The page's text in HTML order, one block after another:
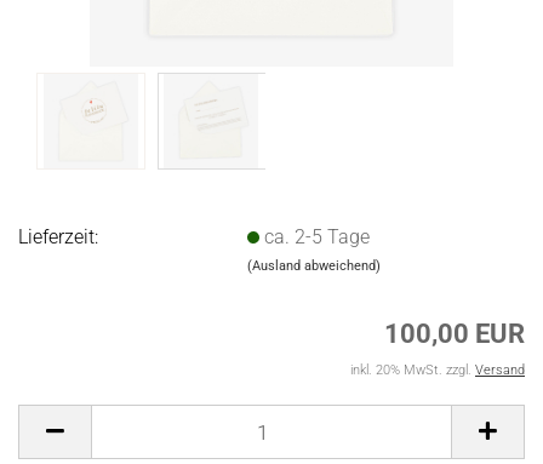
Lieferzeit: ca. 2-5 Tage
(Ausland abweichend)
100,00 EUR
inkl. 20% MwSt. zzgl. Versand